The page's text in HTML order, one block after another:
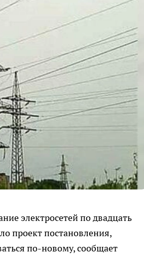
электросетей по двадцать
проект постановления,
по-новому, сообщает